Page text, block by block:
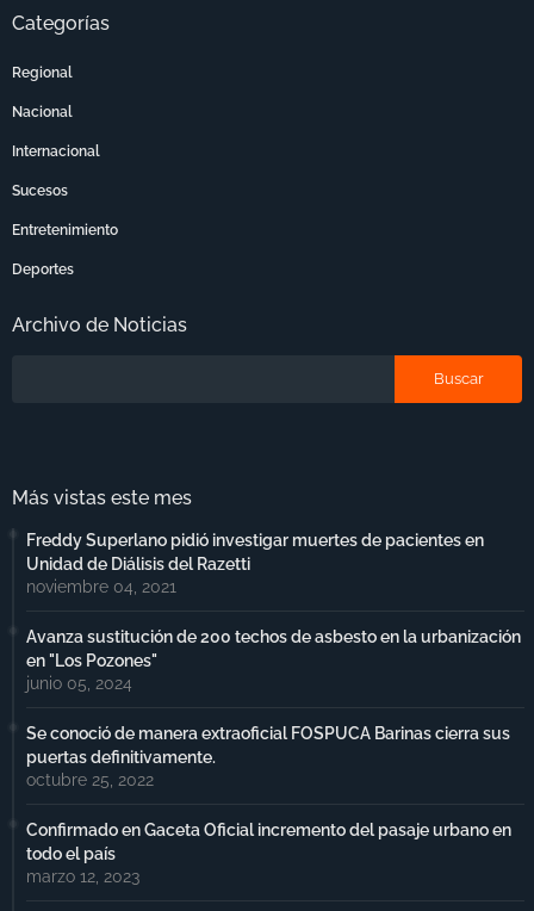
Categorías
Regional
Nacional
Internacional
Sucesos
Entretenimiento
Deportes
Archivo de Noticias
Más vistas este mes
Freddy Superlano pidió investigar muertes de pacientes en
Unidad de Diálisis del Razetti
noviembre 04, 2021
Avanza sustitución de 200 techos de asbesto en la urbanización
en "Los Pozones"
junio 05, 2024
Se conoció de manera extraoficial FOSPUCA Barinas cierra sus
puertas definitivamente.
octubre 25, 2022
Confirmado en Gaceta Oficial incremento del pasaje urbano en
todo el país
marzo 12, 2023